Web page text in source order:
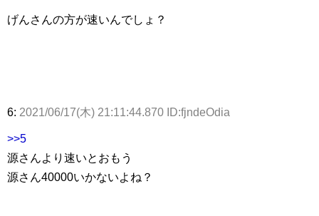
げんさんの方が速いんでしょ？
6: 2021/06/17(木) 21:11:44.870 ID:fjndeOdia
>>5
源さんより速いとおもう
源さん40000いかないよね？